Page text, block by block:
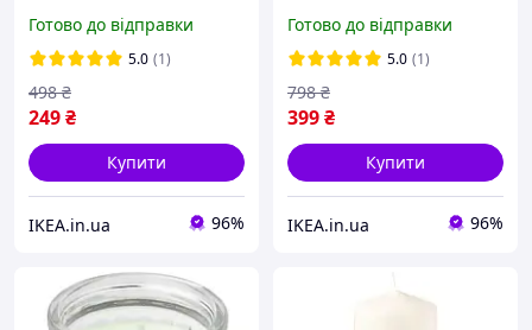
горіння прядив'яні свічки
701.242.62
Готово до відправки
5.0 (1)
249₴
498 ₴
Купити
IKEA.in.ua 96%
горіння чайні
декоративні аромасвічки
Готово до відправки
5.0 (1)
399₴
798 ₴
Купити
IKEA.in.ua 96%